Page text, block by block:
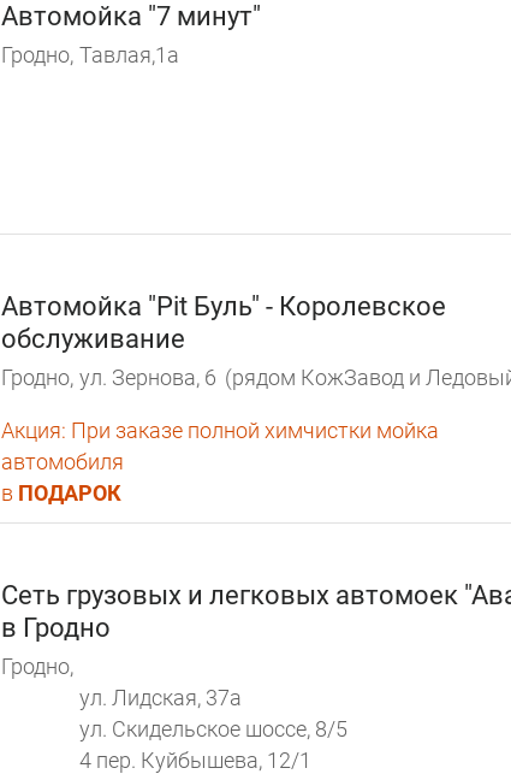
Автомойка "7 минут"
Гродно, Тавлая,1а
Автомойка "Pit Буль" - Королевское
обслуживание
Гродно, ул. Зернова, 6 (рядом КожЗавод и
Акция: При заказе полной химчистки мойка
автомобиля
в ПОДАРОК
Сеть грузовых и легковых автомоек
в Гродно
Гродно,
ул. Лидская, 37а
ул. Скидельское шоссе, 8/5
4 пер. Куйбышева, 12/1